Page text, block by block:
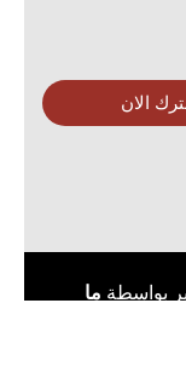
الان
بواسطة ما